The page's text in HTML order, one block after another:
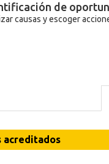
de
causas y escoger
acreditados